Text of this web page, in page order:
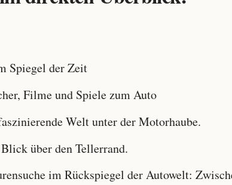
der Zeit
Filme und Spiele zum Auto
Welt unter der Motorhaube.
über den Tellerrand.
im Rückspiegel der Autowelt: